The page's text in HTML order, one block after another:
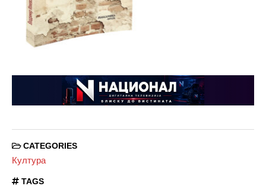
CATEGORIES
Култура
TAGS